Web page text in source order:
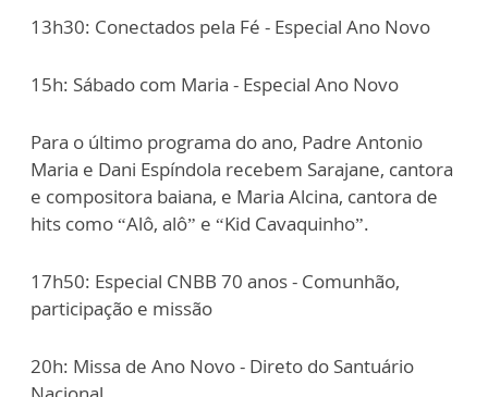
13h30: Conectados pela Fé - Especial Ano Novo
15h: Sábado com Maria - Especial Ano Novo
Para o último programa do ano, Padre Antonio
Maria e Dani Espíndola recebem Sarajane, cantora
e compositora baiana, e Maria Alcina, cantora de
hits como “Alô, alô” e “Kid Cavaquinho”.
17h50: Especial CNBB 70 anos - Comunhão,
participação e missão
20h: Missa de Ano Novo - Direto do Santuário